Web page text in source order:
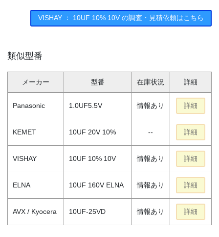
VISHAY ： 10UF 10% 10V の調査・見積依頼はこちら
類似型番
メーカー 型番 在庫状況 詳細
Panasonic 1.0UF5.5V 情報あり 詳細
KEMET 10UF 20V 10% -- 詳細
VISHAY 10UF 10% 10V 情報あり 詳細
ELNA 10UF 160V ELNA 情報あり 詳細
AVX / Kyocera 10UF-25VD 情報あり 詳細